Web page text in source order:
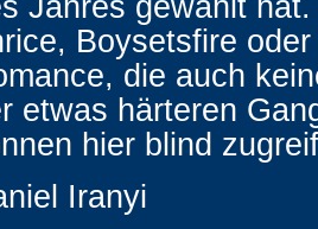
Boysetsfire
die auch
etwas härteren
hier blind
Iranyi